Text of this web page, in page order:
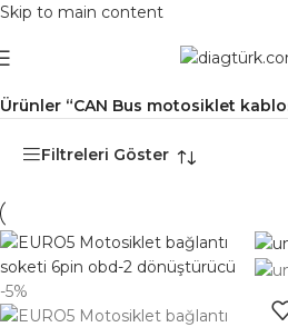
Skip to main content
Ürünler “CAN Bus motosiklet
Filtreleri Göster
-5%